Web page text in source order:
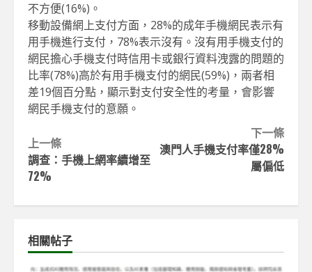
不方便(16%)。
移動設備網上支付方面，28%的成年手機網民表示有
用手機進行支付，78%表示沒有。沒有用手機支付的
網民擔心手機支付時信用卡或銀行資料洩露的問題的
比率(78%)高於有用手機支付的網民(59%)，兩者相
差19個百分點，顯示對支付安全性的考量，會影響
網民手機支付的意願。
Continue
Reading
下一條
澳門人手機支付率僅28%
屬偏低
上一條
調查：手機上網率續增至
72%
相關帖子